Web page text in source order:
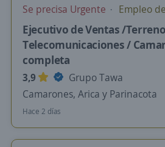
Se precisa Urgente Empleo
Ejecutivo de Ventas /
Telecomunicaciones /
completa
3,9
Grupo Tawa
Camarones, Arica y Parinacota
Hace 2 días